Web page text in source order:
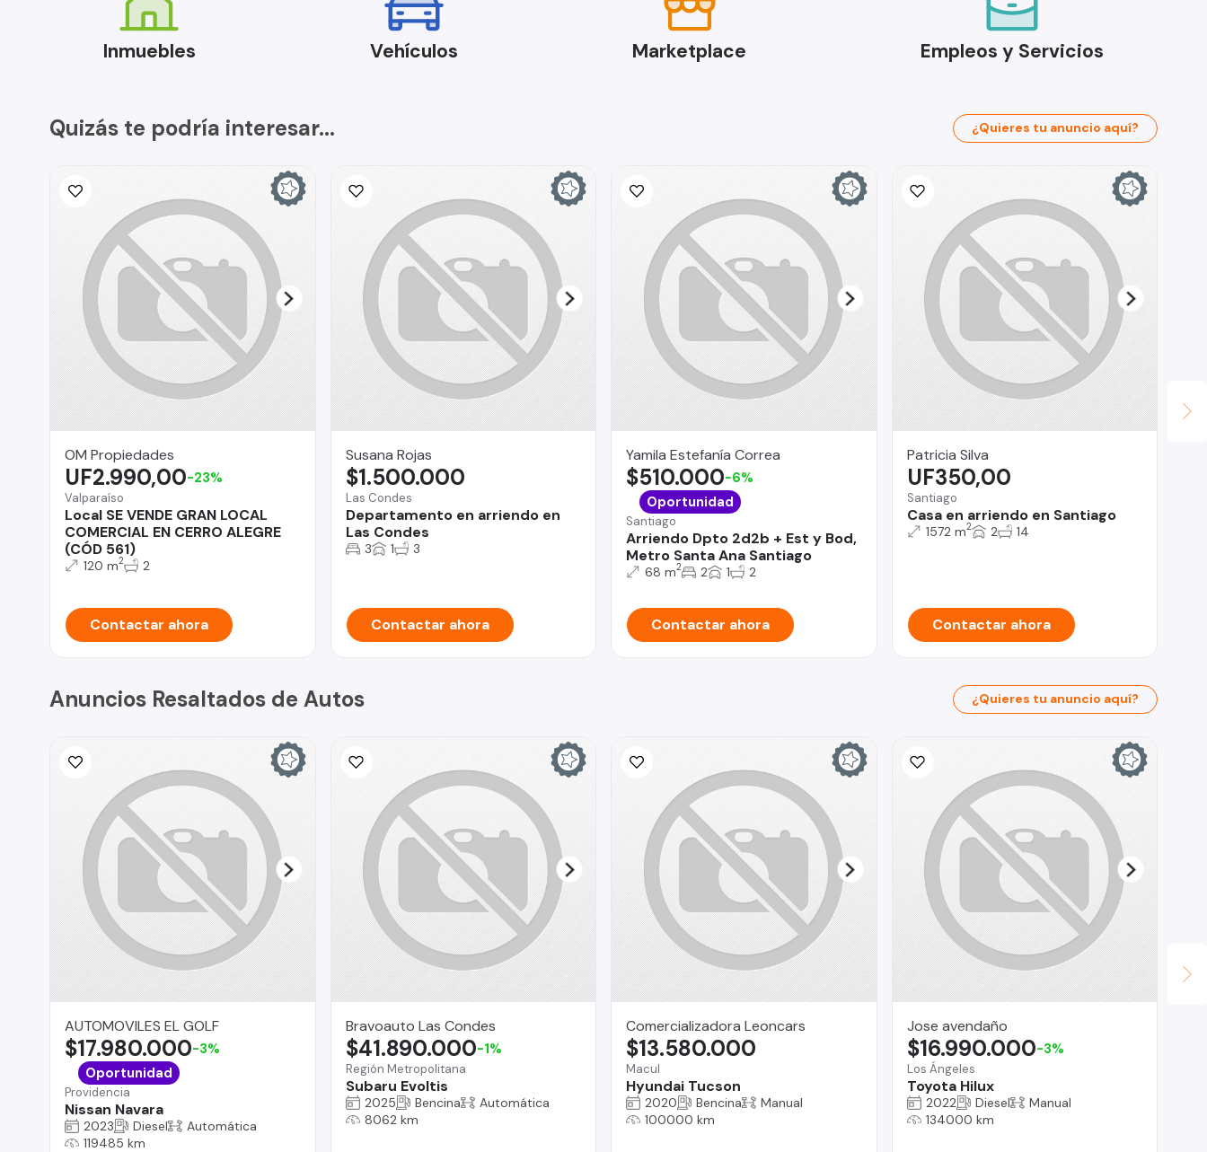
Inmuebles Vehículos Marketplace Empleos y Servicios
Quizás te podría interesar... ¿Quieres tu anuncio aquí?
OM Propiedades
Valparaíso
Local SE VENDE GRAN LOCAL
COMERCIAL EN CERRO ALEGRE
(CÓD 561)
UF2.990,00-23%
120 m2 2
Contactar ahora
Susana Rojas
Las Condes
Departamento en arriendo en
Las Condes
$1.500.000
3 1 3
Contactar ahora
Yamila Estefanía Correa
Santiago
Arriendo Dpto 2d2b + Est y Bod,
Metro Santa Ana Santiago
$510.000-6%
Oportunidad
68 m2 2 1 2
Contactar ahora
Patricia Silva
Santiago
Casa en arriendo en Santiago
UF350,00
1572 m2 2 14
Contactar ahora
Anuncios Resaltados de Autos ¿Quieres tu anuncio aquí?
AUTOMOVILES EL GOLF
Providencia
Nissan Navara
$17.980.000-3%
Oportunidad
2023 Diesel
Automática
119485 km
Bravoauto Las Condes
Región Metropolitana
Subaru Evoltis
$41.890.000-1%
2025 Bencina
Automática
8062 km
Comercializadora Leoncars
Macul
Hyundai Tucson
$13.580.000
2020 Bencina
Manual
100000 km
Jose avendaño
Los Ángeles
Toyota Hilux
$16.990.000-3%
2022 Diesel
Manual
134000 km